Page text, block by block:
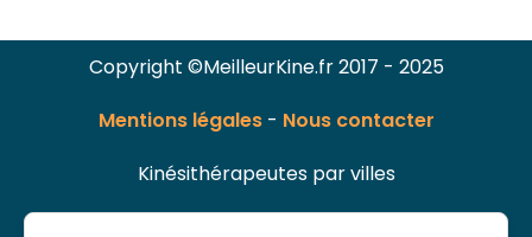
Copyright ©MeilleurKine.fr 2017 - 2025
Mentions légales- Nous contacter
Kinésithérapeutes par villes